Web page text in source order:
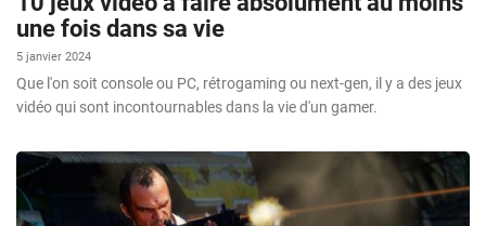
une fois dans sa vie
5 janvier 2024
Que l'on soit console ou PC, rétrogaming ou next-gen, il y a des jeux
vidéo qui sont incontournables dans la vie d'un gamer.